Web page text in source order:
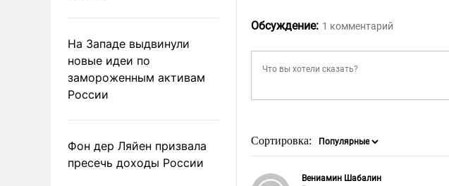
На Западе выдвинули
новые идеи по
замороженным активам
России
Фон дер Ляйен призвала
пресечь доходы России
Обсуждение: 1 комментарий
Сортировка:
Вениамин Шабалин